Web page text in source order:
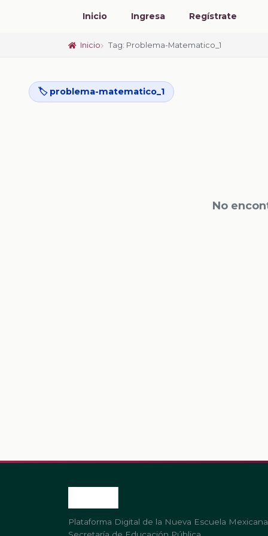
Inicio Ingresa Regístrate
Inicio Tag: Problema-Matematico_1
🏷️ problema-matematico_1
No
Plataforma Digital de la Nueva Escuela